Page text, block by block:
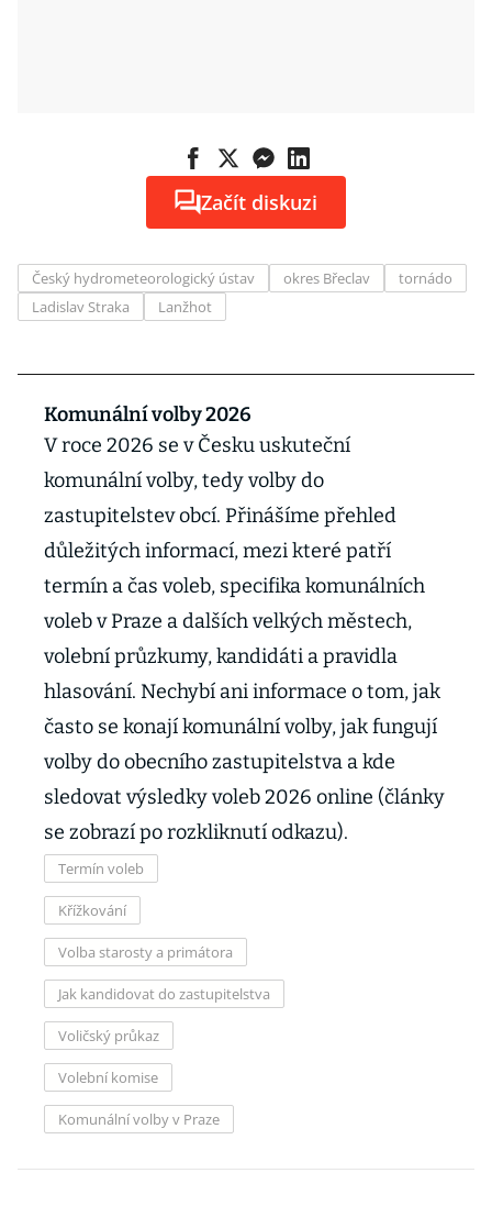
Začít diskuzi
Český hydrometeorologický ústav okres Břeclav
tornádo
Ladislav Straka
Lanžhot
Komunální volby 2026
V roce 2026 se v Česku uskuteční
komunální volby, tedy volby do
zastupitelstev obcí. Přinášíme přehled
důležitých informací, mezi které patří
termín a čas voleb, specifika komunálních
voleb v Praze a dalších velkých městech,
volební průzkumy, kandidáti a pravidla
hlasování. Nechybí ani informace o tom, jak
často se konají komunální volby, jak fungují
volby do obecního zastupitelstva a kde
sledovat výsledky voleb 2026 online (články
se zobrazí po rozkliknutí odkazu).
Termín voleb
Křížkování
Volba starosty a primátora
Jak kandidovat do zastupitelstva
Voličský průkaz
Volební komise
Komunální volby v Praze